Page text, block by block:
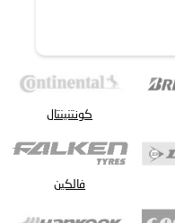
كونتنينتال
فالكين